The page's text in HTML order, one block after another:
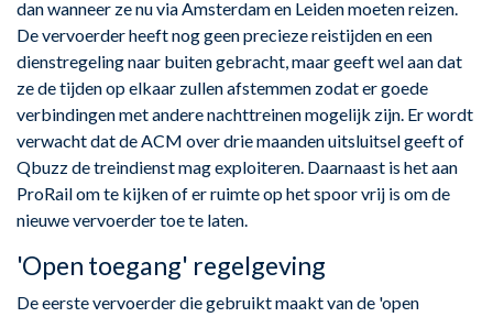
dan wanneer ze nu via Amsterdam en Leiden moeten reizen.
De vervoerder heeft nog geen precieze reistijden en een
dienstregeling naar buiten gebracht, maar geeft wel aan dat
ze de tijden op elkaar zullen afstemmen zodat er goede
verbindingen met andere nachttreinen mogelijk zijn. Er wordt
verwacht dat de ACM over drie maanden uitsluitsel geeft of
Qbuzz de treindienst mag exploiteren. Daarnaast is het aan
ProRail om te kijken of er ruimte op het spoor vrij is om de
nieuwe vervoerder toe te laten.
'Open toegang' regelgeving
De eerste vervoerder die gebruikt maakt van de 'open